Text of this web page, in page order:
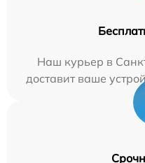
Наш курьер в
доставит ваше